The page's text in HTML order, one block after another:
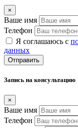
×
Ваше имя
Телефон
Я соглашаюсь с
данных
Отправить
Запись на консультацию
×
Ваше имя
Телефон